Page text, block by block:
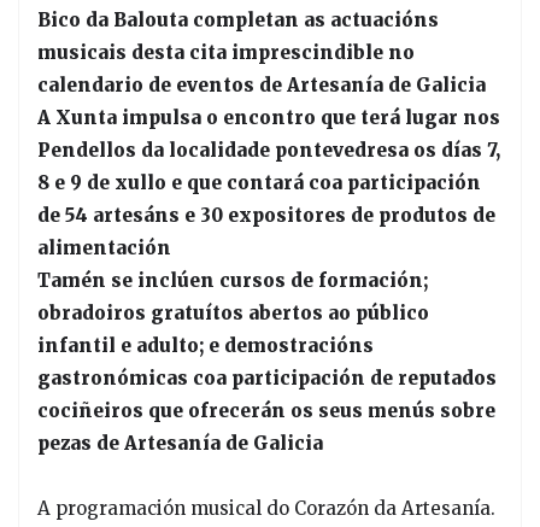
Bico da Balouta completan as actuacións
musicais desta cita imprescindible no
calendario de eventos de Artesanía de Galicia
A Xunta impulsa o encontro que terá lugar nos
Pendellos da localidade pontevedresa os días 7,
8 e 9 de xullo e que contará coa participación
de 54 artesáns e 30 expositores de produtos de
alimentación
Tamén se inclúen cursos de formación;
obradoiros gratuítos abertos ao público
infantil e adulto; e demostracións
gastronómicas coa participación de reputados
cociñeiros que ofrecerán os seus menús sobre
pezas de Artesanía de Galicia
A programación musical do Corazón da Artesanía.